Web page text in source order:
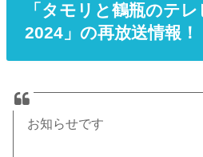
「タモリと鶴瓶のテレ
2024」の再放送情報！
お知らせです